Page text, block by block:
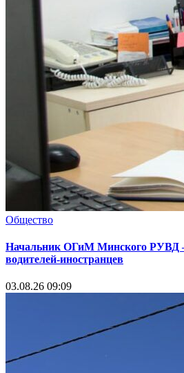
Общество
Начальник ОГиМ Минского
водителей-иностранцев
03.08.26 09:09